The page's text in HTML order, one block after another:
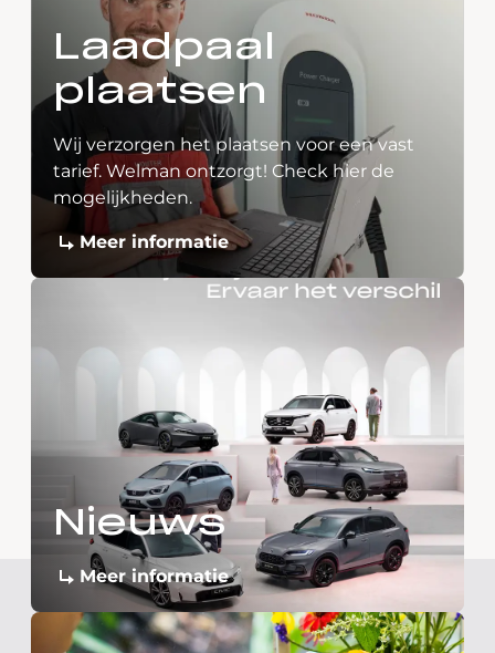
Laadpaal
plaatsen
Wij verzorgen het plaatsen voor een vast
tarief. Welman ontzorgt! Check hier de
mogelijkheden.
Meer informatie
Nieuws
Meer informatie